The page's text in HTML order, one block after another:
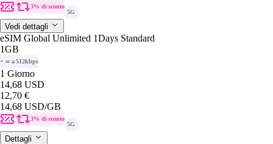
3% di sconto
5G
Vedi dettagli
eSIM Global Unlimited 1Days Standard
1GB
+ ∞ a 512kbps
1 Giorno
14,68 USD
12,70 €
14,68 USD/GB
3% di sconto
5G
Dettagli